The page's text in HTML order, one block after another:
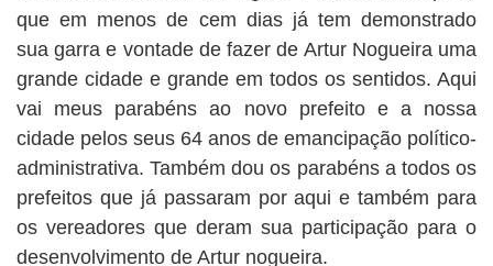
que em menos de cem dias já tem demonstrado
sua garra e vontade de fazer de Artur Nogueira uma
grande cidade e grande em todos os sentidos. Aqui
vai meus parabéns ao novo prefeito e a nossa
cidade pelos seus 64 anos de emancipação político-
administrativa. Também dou os parabéns a todos os
prefeitos que já passaram por aqui e também para
os vereadores que deram sua participação para o
desenvolvimento de Artur nogueira.